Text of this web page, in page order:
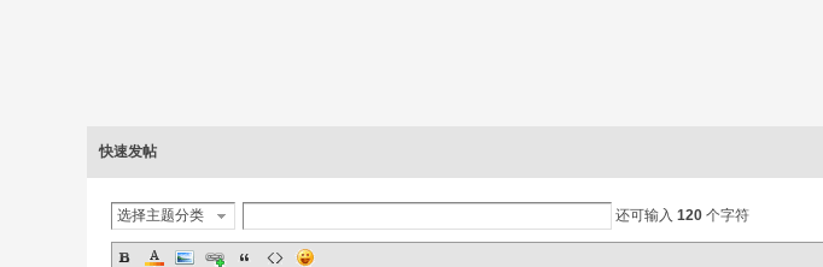
快速发帖
选择主题分类 还可输入 120 个字符